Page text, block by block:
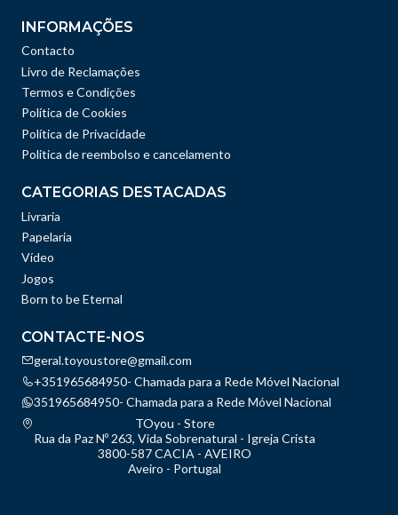
INFORMAÇÕES
Contacto
Livro de Reclamações
Termos e Condições
Política de Cookies
Política de Privacidade
Politica de reembolso e cancelamento
CATEGORIAS DESTACADAS
Livraria
Papelaria
Vídeo
Jogos
Born to be Eternal
CONTACTE-NOS
geral.toyoustore@gmail.com
+351965684950- Chamada para a Rede Móvel Nacional
351965684950- Chamada para a Rede Móvel Nacional
TOyou - Store
Rua da Paz Nº 263, Vida Sobrenatural - Igreja Crista
3800-587 CACIA - AVEIRO
Aveiro - Portugal